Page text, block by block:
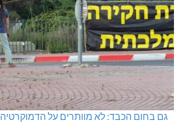
גם בחום הכבד: לא מוותרים על הדמוקרטיה